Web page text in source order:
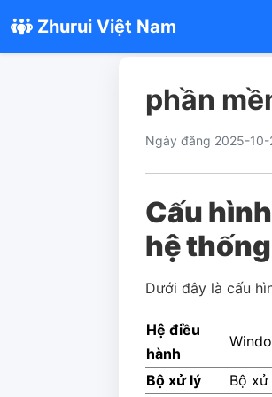
Zhurui Việt Nam
phần
Ngày đăng 2025-
Cấu
hệ thống
Dưới đây là cấu
Hệ điều
hành
Bộ xử lý
Bộ xử